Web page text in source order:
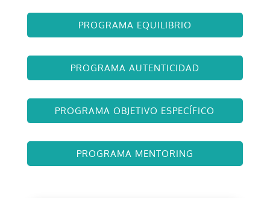
PROGRAMA EQUILIBRIO
PROGRAMA AUTENTICIDAD
PROGRAMA OBJETIVO ESPECÍFICO
PROGRAMA MENTORING